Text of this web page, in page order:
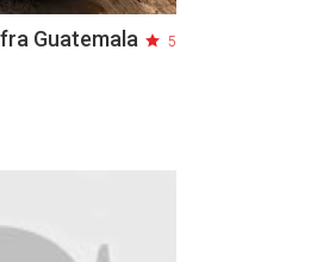
Guatemala 5